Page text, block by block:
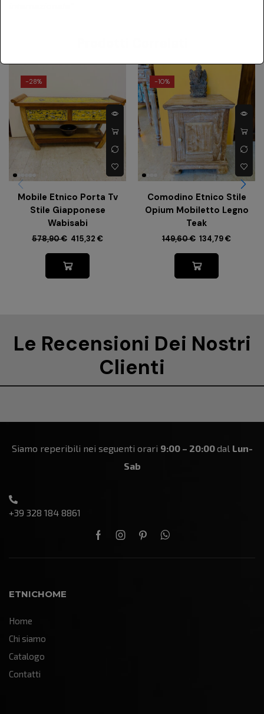
-28%
Mobile Etnico Porta Tv
Stile Giapponese
Wabisabi
578,90€ 415,32 €
-10%
Comodino Etnico Stile
Opium Mobiletto Legno
Teak
149,60€ 134,79€
Le Recensioni Dei Nostri
Clienti
Siamo reperibili nei seguenti orari 9:00 – 20:00dal Lun-
Sab
+39 328 184 8861
ETNICHOME
Home
Chi siamo
Catalogo
Contatti